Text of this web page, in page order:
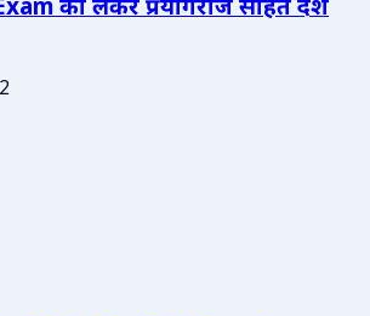
को लेकर प्रयागराज सहित देश